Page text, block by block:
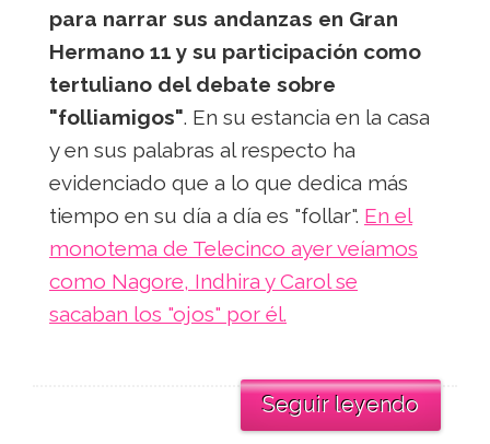
para narrar sus andanzas en Gran
Hermano 11 y su participación como
tertuliano del debate sobre
"folliamigos". En su estancia en la casa
y en sus palabras al respecto ha
evidenciado que a lo que dedica más
tiempo en su día a día es "follar". En el
monotema de Telecinco ayer veíamos
como Nagore, Indhira y Carol se
sacaban los "ojos" por él.
Seguir leyendo